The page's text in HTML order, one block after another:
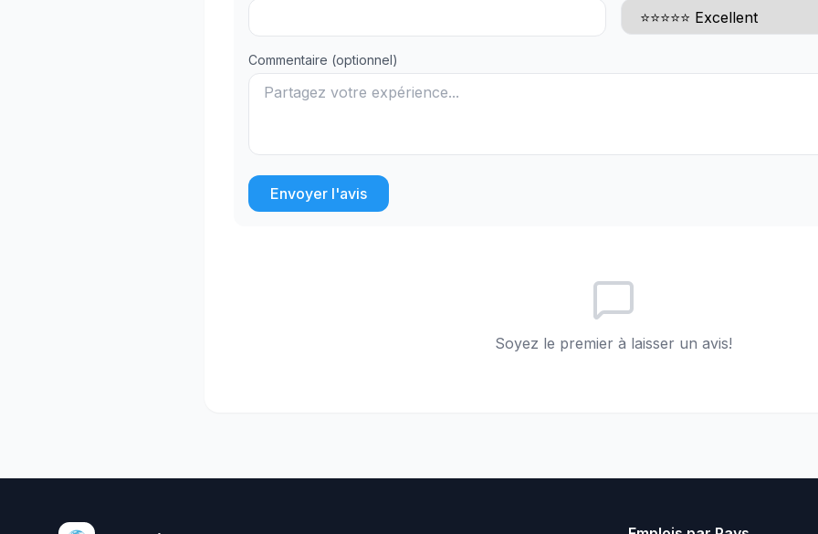
Commentaire (optionnel)
Envoyer l'avis
Soyez le premier à laisser un avis!